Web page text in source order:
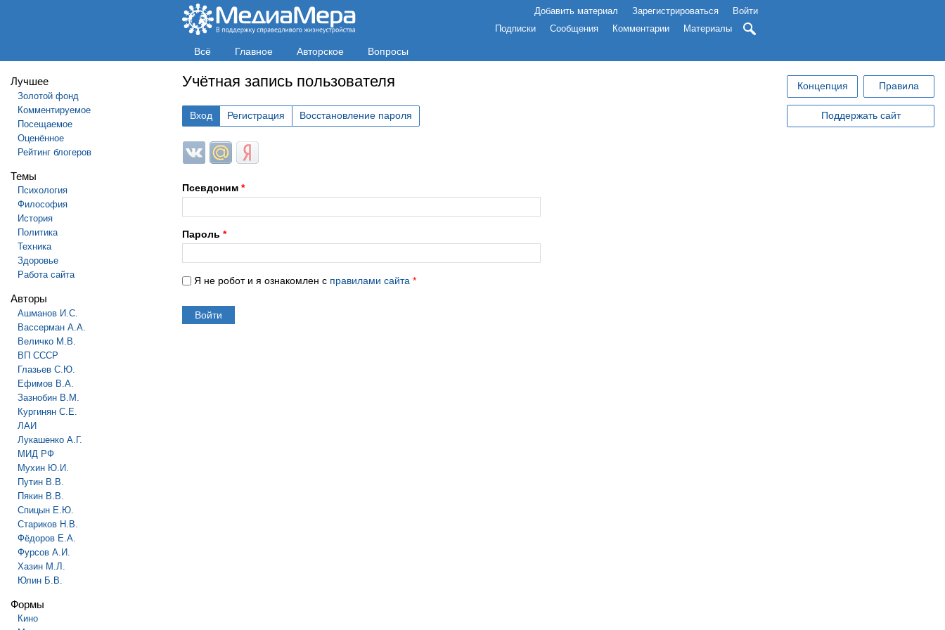
Добавить материал Зарегистрироваться
Войти
Подписки
Сообщения Комментарии Материалы
Всё Главное Авторское Вопросы
Лучшее
Золотой фонд
Комментируемое
Посещаемое
Оценённое
Рейтинг блогеров
Темы
Психология
Философия
История
Политика
Техника
Здоровье
Работа сайта
Авторы
Ашманов И.С.
Вассерман А.А.
Величко М.В.
ВП СССР
Глазьев С.Ю.
Ефимов В.А.
Зазнобин В.М.
Кургинян С.Е.
ЛАИ
Лукашенко А.Г.
МИД РФ
Мухин Ю.И.
Путин В.В.
Пякин В.В.
Спицын Е.Ю.
Стариков Н.В.
Фёдоров Е.А.
Фурсов А.И.
Хазин М.Л.
Юлин Б.В.
Формы
Кино
Учётная запись пользователя
Вход Регистрация Восстановление пароля
Login with ВКонтакте
Login with Mail.ru
Login with Яндекс
Псевдоним *
Пароль *
Я не робот и я ознакомлен с правилами сайта *
Концепция Правила
Поддержать сайт